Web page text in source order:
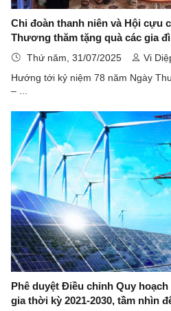
Chi đoàn thanh niên và Hội cựu
Thương thăm tặng quà các gia
niệm 78 năm ngày Thương binh -
Thứ năm, 31/07/2025
Vi
Hướng tới kỷ niệm 78 năm Ngày
– ...
Phê duyệt Điều chỉnh Quy
gia thời kỳ 2021-2030, tầm nhìn